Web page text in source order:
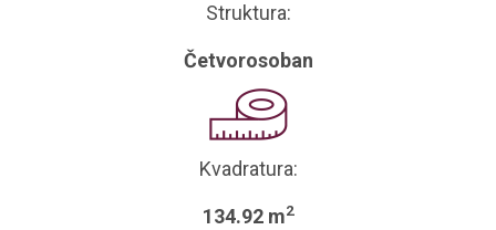
Struktura:
Četvorosoban
Kvadratura:
134.92 m2